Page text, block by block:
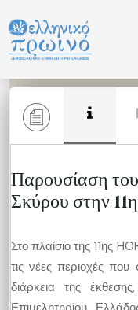
σε
περιεχόμενο
Παρουσίαση
Σκύρου στην
Στο πλαίσιο της 11ης
τις νέες περιοχές
διάρκεια της